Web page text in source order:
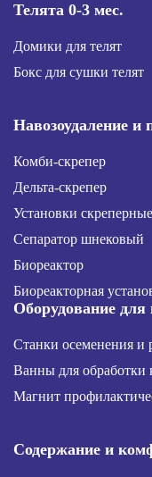
Телята 0-3 мес.
Домики для телят
Бокс для сушки телят
Навозоудаление и
Комби-скрепер
Дельта-скрепер
Установки скреперные
Сепаратор шнековый
Биореактор
Биореакторная
Оборудование для
Станки осеменения и
Ванны для обработки
Магнит
Содержание и